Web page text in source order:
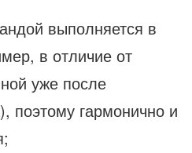
выполняется в
в отличие от
уже после
поэтому гармонично и